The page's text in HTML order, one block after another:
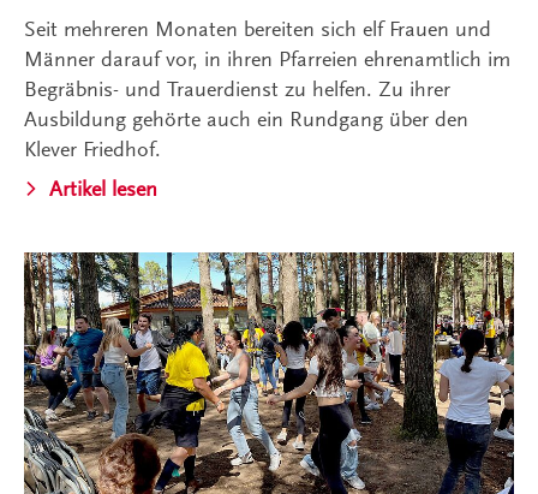
Seit mehreren Monaten bereiten sich elf Frauen und
Männer darauf vor, in ihren Pfarreien ehrenamtlich im
Begräbnis- und Trauerdienst zu helfen. Zu ihrer
Ausbildung gehörte auch ein Rundgang über den
Klever Friedhof.
Artikel lesen